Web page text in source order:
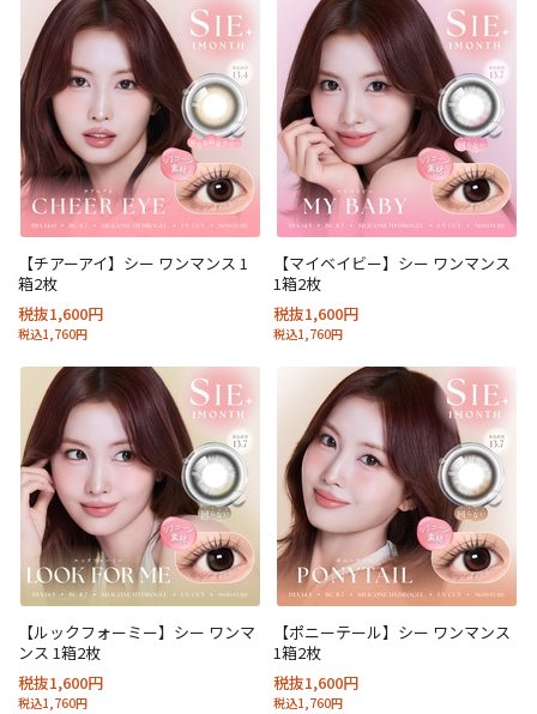
【チアーアイ】シー ワンマンス 1
箱2枚
税抜1,600円
税込1,760円
【マイベイビー】シー ワンマンス
1箱2枚
税抜1,600円
税込1,760円
【ルックフォーミー】シー ワンマ
ンス 1箱2枚
税抜1,600円
税込1,760円
【ポニーテール】シー ワンマンス
1箱2枚
税抜1,600円
税込1,760円